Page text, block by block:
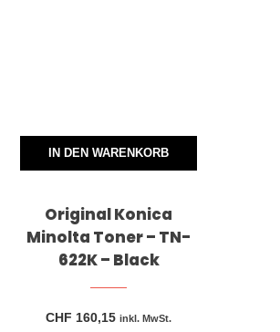
IN DEN WARENKORB
Original Konica
Minolta Toner – TN-
622K – Black
CHF 160,15 inkl. MwSt.